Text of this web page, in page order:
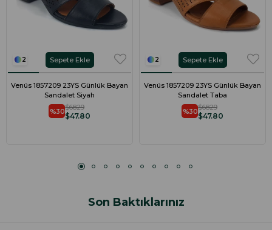
2
Venüs 1857209 23YS Günlük Bayan
Sandalet Siyah
%30$47.80
$68.29
Sepete Ekle 2
Venüs 1857209 23YS Günlük Bayan
Sandalet Taba
%30$47.80
$68.29
Sepete Ekle
Son Baktıklarınız